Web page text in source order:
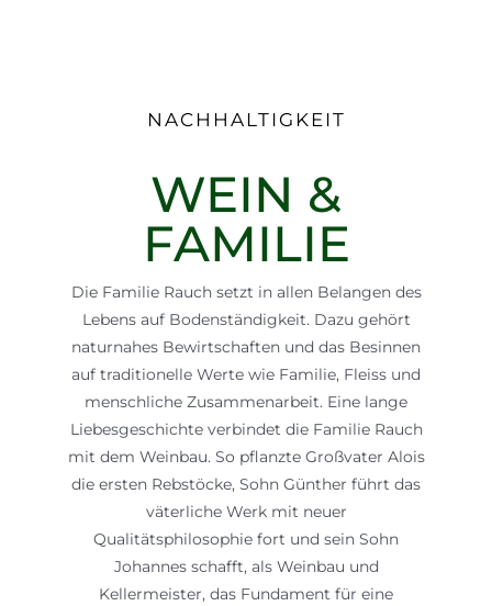
NACHHALTIGKEIT
WEIN &
FAMILIE
Die Familie Rauch setzt in allen Belangen des
Lebens auf Bodenständigkeit. Dazu gehört
naturnahes Bewirtschaften und das Besinnen
auf traditionelle Werte wie Familie, Fleiss und
menschliche Zusammenarbeit. Eine lange
Liebesgeschichte verbindet die Familie Rauch
mit dem Weinbau. So pflanzte Großvater Alois
die ersten Rebstöcke, Sohn Günther führt das
väterliche Werk mit neuer
Qualitätsphilosophie fort und sein Sohn
Johannes schafft, als Weinbau und
Kellermeister, das Fundament für eine